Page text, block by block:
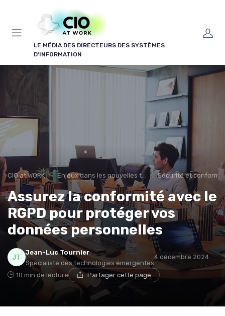
LE MÉDIA DES DIRECTEURS DES SYSTÈMES
D'INFORMATION
CIO at WORK ! Enjeux dans les nouvelles technologies Sécurité et
Assurez la conformité avec le
RGPD pour protéger vos
données personnelles
Jean-Luc Tournier
Spécialiste des technologies émergentes
4 décembre 2024
10 min de lecture Partager cette page